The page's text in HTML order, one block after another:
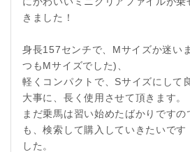
きました！
身長157センチで、Mサイズか迷い
つもMサイズでした)、
軽くコンパクトで、Sサイズにして
大事に、長く使用させて頂きます。
まだ乗馬は習い始めたばかりです
も、検索して購入していきたいです
した。